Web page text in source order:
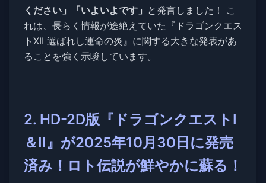
ください」「いよいよです」 と発言しました！ こ
れは、長らく情報が途絶えていた『ドラゴンクエス
トXII 選ばれし運命の炎』に関する大きな発表があ
ることを強く示唆しています。
2. HD-2D版『ドラゴンクエストI
＆II』が2025年10月30日に発売
済み！ロト伝説が鮮やかに蘇る！